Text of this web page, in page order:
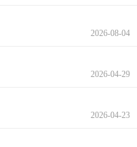
2026-08-04
2026-04-29
2026-04-23